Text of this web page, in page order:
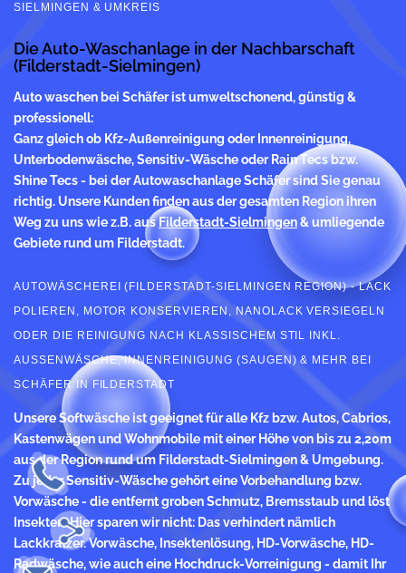
SIELMINGEN & UMKREIS
Die Auto-Waschanlage in der Nachbarschaft
(Filderstadt-Sielmingen)
Auto waschen bei Schäfer ist umweltschonend, günstig &
professionell:
Ganz gleich ob Kfz-Außenreinigung oder Innenreinigung,
Unterbodenwäsche, Sensitiv-Wäsche oder Rain Tecs bzw.
Shine Tecs - bei der Autowaschanlage Schäfer sind Sie genau
richtig. Unsere Kunden finden aus der gesamten Region ihren
Weg zu uns wie z.B. ausFilderstadt-Sielmingen& umliegende
Gebiete rund um Filderstadt.
AUTOWÄSCHEREI (FILDERSTADT-SIELMINGEN REGION) - LACK
POLIEREN, MOTOR KONSERVIEREN, NANOLACK VERSIEGELN
ODER DIE REINIGUNG NACH KLASSISCHEM STIL INKL.
AUSSENWÄSCHE, INNENREINIGUNG (SAUGEN) & MEHR BEI S
CHÄFER IN FILDERSTADT
Unsere Softwäsche ist geeignet für alle Kfz bzw. Autos, Cabrios,
Kastenwägen und Wohnmobile mit einer Höhe von bis zu 2,20m
aus der Region rund um Filderstadt-Sielmingen & Umgebung.
Zu jeder Sensitiv-Wäsche gehört eine Vorbehandlung bzw.
Vorwäsche - die entfernt groben Schmutz, Bremsstaub und löst
Insekten. Hier sparen wir nicht: Das verhindert nämlich
Lackkratzer. Vorwäsche, Insektenlösung, HD-Vorwäsche, HD-
Radwäsche, wie auch eine Hochdruck-Vorreinigung - damit Ihr